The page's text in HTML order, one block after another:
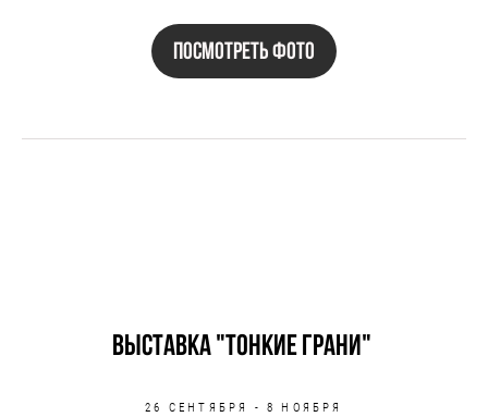
Посмотреть фото
Выставка "тонкие грани"
26 СЕНТЯБРЯ - 8 НОЯБРЯ